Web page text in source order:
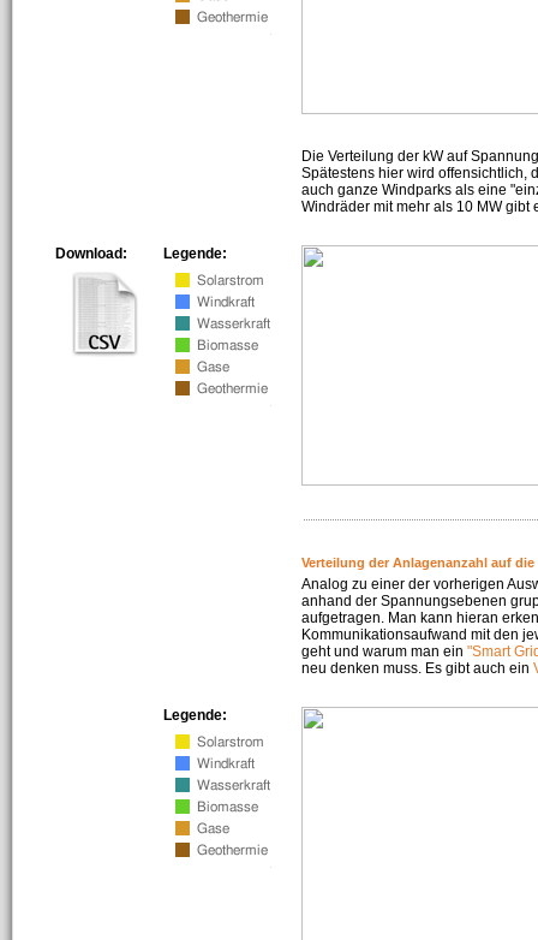
Die Verteilung der kW auf
Spätestens hier wird offensichtlich,
auch ganze Windparks als eine
Windräder mit mehr als 10 MW gibt
Legende:
Download:
Verteilung der Anlagenanzahl auf die
Analog zu einer der vorherigen
anhand der Spannungsebenen
aufgetragen. Man kann hieran
Kommunikationsaufwand mit den
geht und warum man ein "Smart
neu denken muss. Es gibt auch ein
Legende: